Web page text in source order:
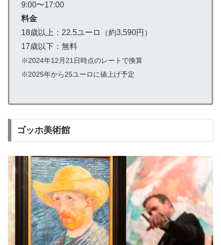
9:00〜17:00
料金
18歳以上：22.5ユーロ（約3,590円）
17歳以下：無料
※2024年12月21日時点のレートで換算
※2025年から25ユーロに値上げ予定
ゴッホ美術館